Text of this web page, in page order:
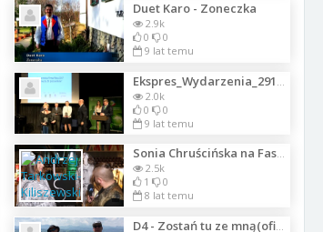
Duet Karo - Zoneczka
2.9k
0
0
9 lat temu
2.0k
0
0
9 lat temu
Sonia Chruścińska na Fashionphilosophy Fashion Week Berlin, 02.07.2018
2.5k
1
0
8 lat temu